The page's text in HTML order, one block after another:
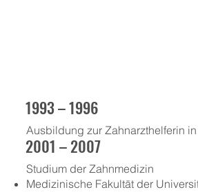
Ausbildung zur Zahnarzthelferin
1993 – 1996
Studium der Zahnmedizin
Medizinische Fakultät der
2001 – 2007